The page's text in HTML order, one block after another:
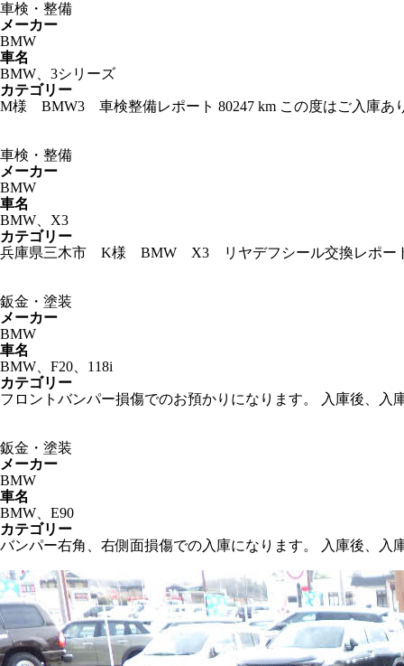
車検・整備
メーカー
BMW
車名
BMW、3シリーズ
カテゴリー
M様 BMW3 車検整備レポート 80247 km この度はご入庫あ
車検・整備
メーカー
BMW
車名
BMW、X3
カテゴリー
兵庫県三木市 K様 BMW X3 リヤデフシール交換レポート
鈑金・塗装
メーカー
BMW
車名
BMW、F20、118i
カテゴリー
フロントバンパー損傷でのお預かりになります。 入庫後、
鈑金・塗装
メーカー
BMW
車名
BMW、E90
カテゴリー
バンパー右角、右側面損傷での入庫になります。 入庫後、